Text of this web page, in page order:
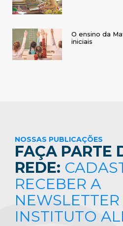
O ensino da
iniciais
NOSSAS PUBLICAÇÕES
FAÇA PARTE
REDE:
RECEBER A
INSTITUTO